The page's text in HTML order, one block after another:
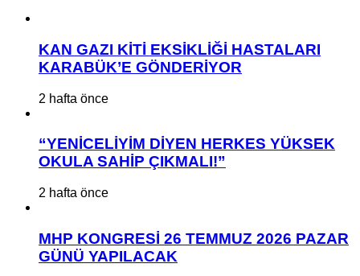
KAN GAZI KİTİ EKSİKLİĞİ HASTALARI
KARABÜK’E GÖNDERİYOR
2 hafta önce
“YENİCELİYİM DİYEN HERKES YÜKSEK
OKULA SAHİP ÇIKMALI!”
2 hafta önce
MHP KONGRESİ 26 TEMMUZ 2026 PAZAR
GÜNÜ YAPILACAK